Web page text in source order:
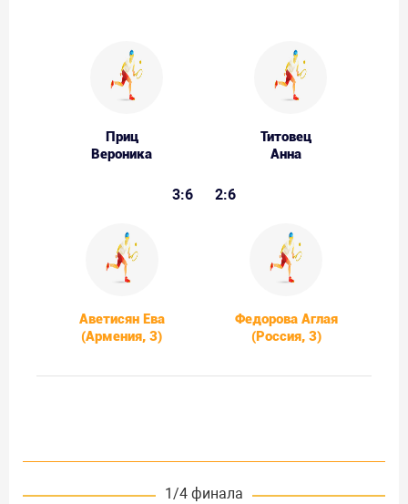
Приц
Вероника
Титовец
Анна
3:6 2:6
Аветисян Ева
(Армения, 3)
Федорова Аглая
(Россия, 3)
1/4 финала